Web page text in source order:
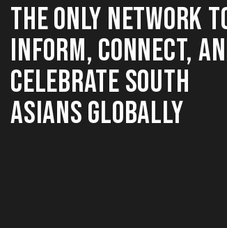
THE ONLY NETWORK
INFORM, CONNECT,
CELEBRATE SOUTH
ASIANS GLOBALLY